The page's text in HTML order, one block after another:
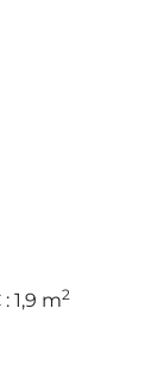
1,9 m2